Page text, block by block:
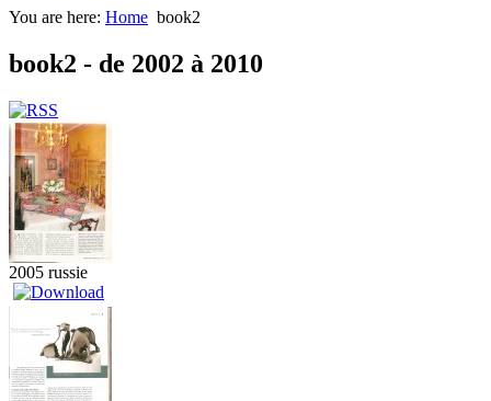
You are here: Home book2
book2 - de 2002 à 2010
2005 russie